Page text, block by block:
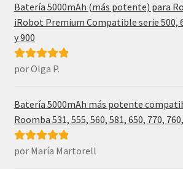
Batería 5000mAh (más potente) para
iRobot Premium Compatible serie 500,
y 900
Valorado con
por Olga P.
Batería 5000mAh más potente
Roomba 531, 555, 560, 581, 650, 770,
Valorado con
por María Martorell